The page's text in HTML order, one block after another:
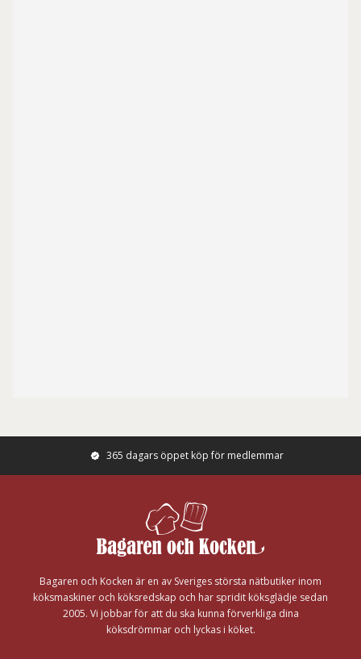
365 dagars öppet köp för medlemmar
Bagaren och Kocken är en av Sveriges största nätbutiker inom
köksmaskiner och köksredskap och har spridit köksglädje sedan
2005. Vi jobbar för att du ska kunna förverkliga dina
köksdrömmar och lyckas i köket.